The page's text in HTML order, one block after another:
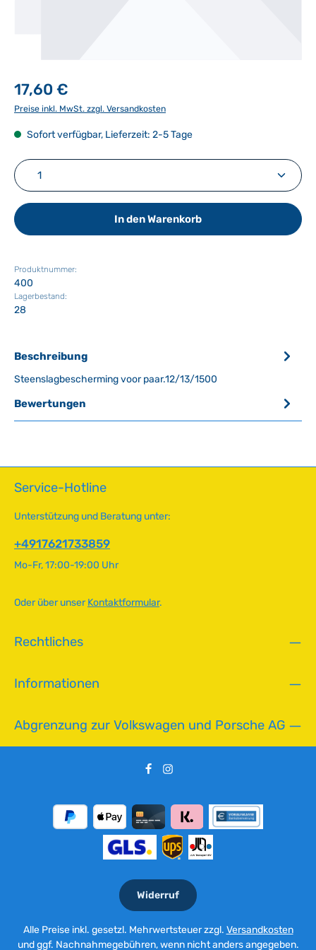
17,60 €
Preise inkl. MwSt. zzgl. Versandkosten
Sofort verfügbar, Lieferzeit: 2-5 Tage
Produkt Anzahl: Gib den gewünschten Wert ein
In den Warenkorb
Produktnummer:
400
Lagerbestand:
28
Beschreibung
Steenslagbescherming voor paar.12/13/1500
Bewertungen
Service-Hotline
Unterstützung und Beratung unter:
+4917621733859
Mo-Fr, 17:00-19:00 Uhr
Oder über unserKontaktformular.
Rechtliches
Informationen
Abgrenzung zur Volkswagen und Porsche AG
Widerruf
Alle Preise inkl. gesetzl. Mehrwertsteuer zzgl. Versandkosten
und ggf. Nachnahmegebühren, wenn nicht anders angegeben.